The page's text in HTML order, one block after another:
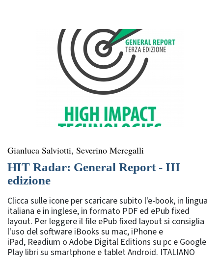
Gianluca Salviotti, Severino Meregalli
HIT Radar: General Report - III
edizione
Clicca sulle icone per scaricare subito l'e-book, in lingua
italiana e in inglese, in formato PDF ed ePub fixed
layout. Per leggere il file ePub fixed layout si consiglia
l'uso del software iBooks su mac, iPhone e
iPad, Readium o Adobe Digital Editions su pc e Google
Play libri su smartphone e tablet Android. ITALIANO